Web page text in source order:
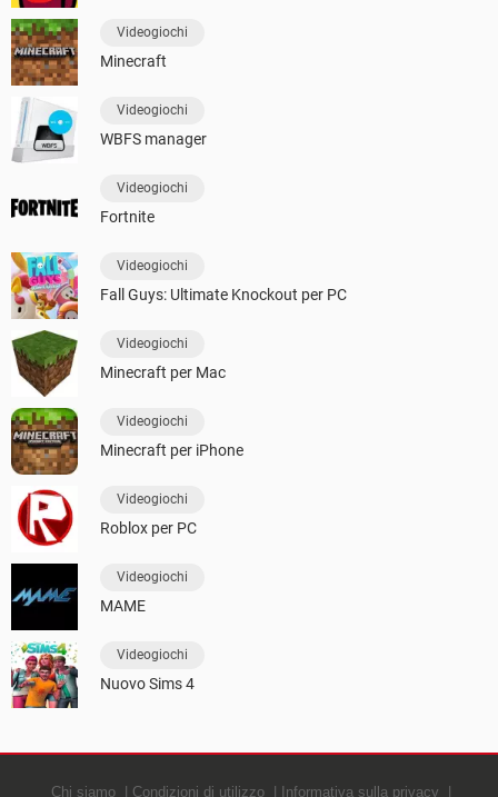
Videogiochi
Minecraft
Videogiochi
WBFS manager
Videogiochi
Fortnite
Videogiochi
Fall Guys: Ultimate Knockout per PC
Videogiochi
Minecraft per Mac
Videogiochi
Minecraft per iPhone
Videogiochi
Roblox per PC
Videogiochi
MAME
Videogiochi
Nuovo Sims 4
Chi siamo Condizioni di utilizzo Informativa sulla privacy